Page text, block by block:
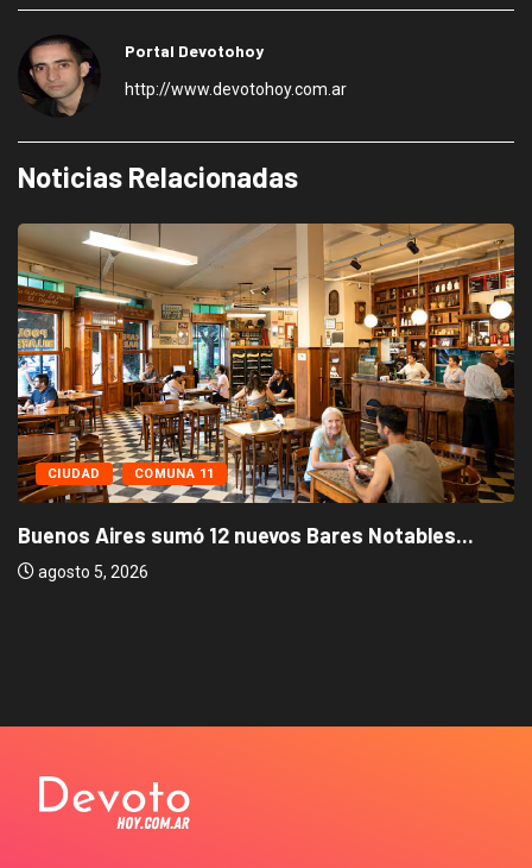
Portal Devotohoy
http://www.devotohoy.com.ar
Noticias Relacionadas
CIUDAD COMUNA 11
Buenos Aires sumó 12 nuevos Bares Notables...
agosto 5, 2026